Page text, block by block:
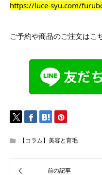
https://luce-syu.com/
ご予約や商品のご注文はこ
【コラム】美容と育毛